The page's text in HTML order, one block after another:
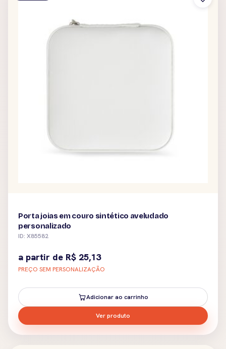
Porta joias em couro sintético aveludado
personalizado
ID: X85582
a partir de R$ 25,13
PREÇO SEM PERSONALIZAÇÃO
Adicionar ao carrinho
Ver produto